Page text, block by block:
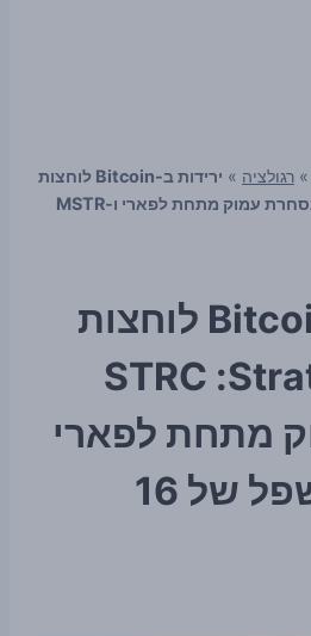
» רגולציה »
ירידות ב-Bitcoin לוחצות
גם על Strategy: ‏STRC נסחרת עמוק מתחת לפארי ו-MSTR
ירידות ב-Bitcoin לוחצות
גם על Strategy: ‏STRC
מתחת לפארי
ו-MSTR בשפל של 16